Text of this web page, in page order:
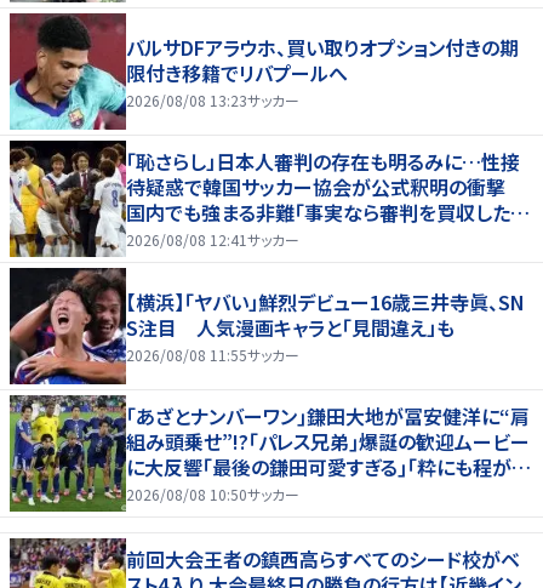
バルサDFアラウホ、買い取りオプション付きの期
限付き移籍でリバプールへ
2026/08/08 13:23サッカー
「恥さらし」日本人審判の存在も明るみに…性接
待疑惑で韓国サッカー協会が公式釈明の衝撃
国内でも強まる非難「事実なら審判を買収したこ
とになる」
2026/08/08 12:41サッカー
【横浜】「ヤバい」鮮烈デビュー16歳三井寺眞、SN
S注目 人気漫画キャラと「見間違え」も
2026/08/08 11:55サッカー
｢あざとナンバーワン｣鎌田大地が冨安健洋に“肩
組み頭乗せ”!?｢パレス兄弟｣爆誕の歓迎ムービー
に大反響｢最後の鎌田可愛すぎる｣｢粋にも程があ
る！」
2026/08/08 10:50サッカー
前回大会王者の鎮西高らすべてのシード校がベ